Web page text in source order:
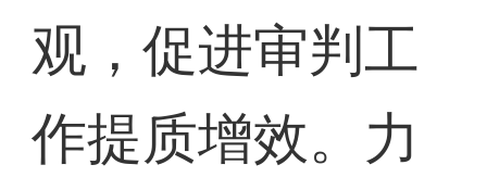
观，促进审判工
作提质增效。力